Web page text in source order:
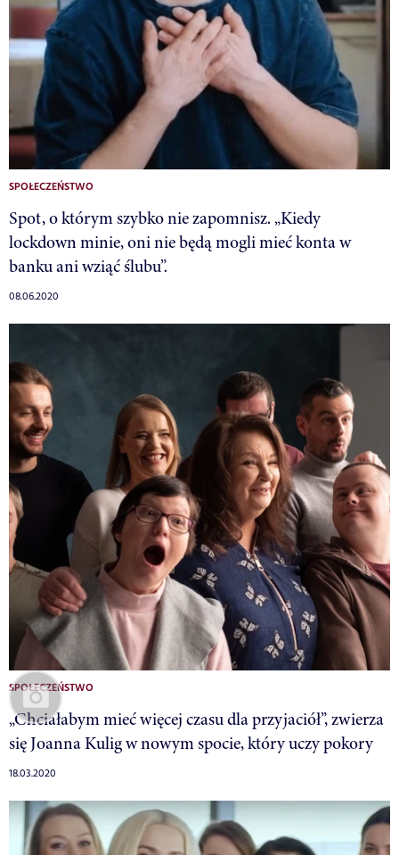
SPOŁECZEŃSTWO
Spot, o którym szybko nie zapomnisz. „Kiedy
lockdown minie, oni nie będą mogli mieć konta w
banku ani wziąć ślubu”.
08.06.2020
SPOŁECZEŃSTWO
„Chciałabym mieć więcej czasu dla przyjaciół”, zwierza
się Joanna Kulig w nowym spocie, który uczy pokory
18.03.2020